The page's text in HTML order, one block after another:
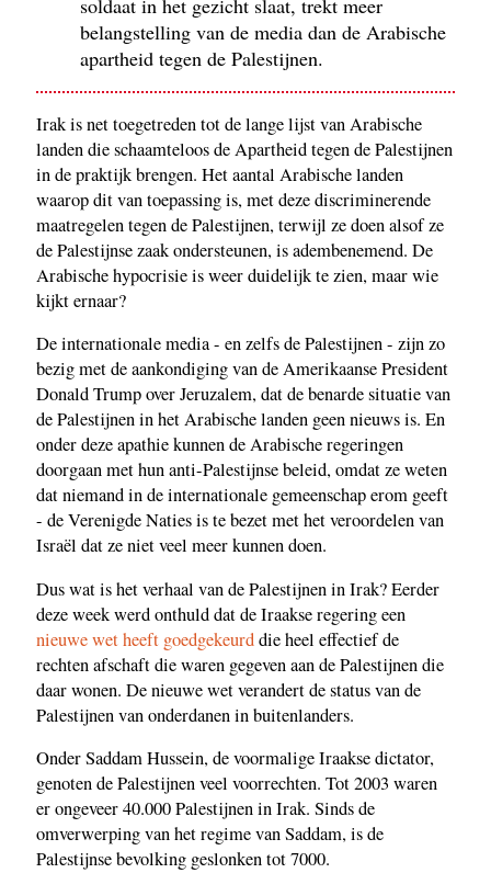
soldaat in het gezicht slaat, trekt meer
belangstelling van de media dan de Arabische
apartheid tegen de Palestijnen.
Irak is net toegetreden tot de lange lijst van Arabische
landen die schaamteloos de Apartheid tegen de Palestijnen
in de praktijk brengen. Het aantal Arabische landen
waarop dit van toepassing is, met deze discriminerende
maatregelen tegen de Palestijnen, terwijl ze doen alsof ze
de Palestijnse zaak ondersteunen, is adembenemend. De
Arabische hypocrisie is weer duidelijk te zien, maar wie
kijkt ernaar?
De internationale media - en zelfs de Palestijnen - zijn zo
bezig met de aankondiging van de Amerikaanse President
Donald Trump over Jeruzalem, dat de benarde situatie van
de Palestijnen in het Arabische landen geen nieuws is. En
onder deze apathie kunnen de Arabische regeringen
doorgaan met hun anti-Palestijnse beleid, omdat ze weten
dat niemand in de internationale gemeenschap erom geeft
- de Verenigde Naties is te bezet met het veroordelen van
Israël dat ze niet veel meer kunnen doen.
Dus wat is het verhaal van de Palestijnen in Irak? Eerder
deze week werd onthuld dat de Iraakse regering een
nieuwe wet heeft goedgekeurddie heel effectief de
rechten afschaft die waren gegeven aan de Palestijnen die
daar wonen. De nieuwe wet verandert de status van de
Palestijnen van onderdanen in buitenlanders.
Onder Saddam Hussein, de voormalige Iraakse dictator,
genoten de Palestijnen veel voorrechten. Tot 2003 waren
er ongeveer 40.000 Palestijnen in Irak. Sinds de
omverwerping van het regime van Saddam, is de
Palestijnse bevolking geslonken tot 7000.